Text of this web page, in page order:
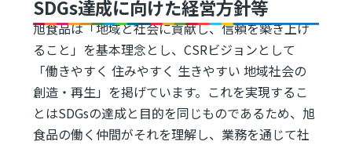
SDGs達成に向けた経営方針等
旭食品は「地域と社会に貢献し、信頼を築き上げ
ること」を基本理念とし、CSRビジョンとして
「働きやすく 住みやすく 生きやすい 地域社会の
創造・再生」を掲げています。これを実現するこ
とはSDGsの達成と目的を同じものであるため、旭
食品の働く仲間がそれを理解し、業務を通じて社